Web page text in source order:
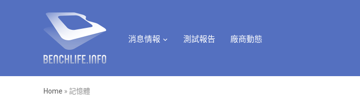
消息情報 測試報告 廠商動態
Home » 記憶體